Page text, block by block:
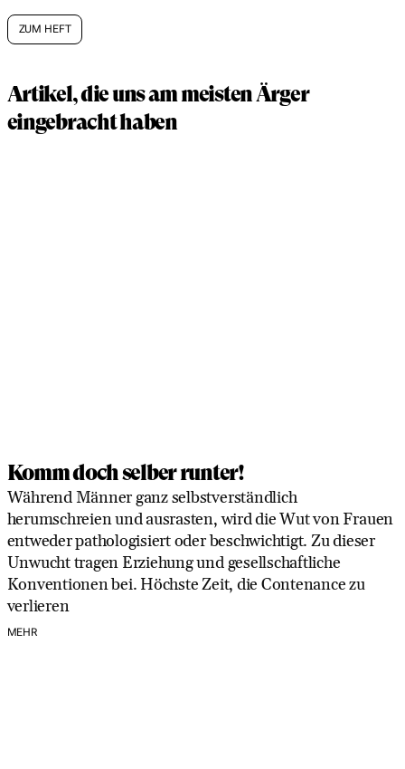
ZUM HEFT
Artikel, die uns am meisten Ärger
eingebracht haben
Komm doch selber runter!
Während Männer ganz selbstverständlich
herumschreien und ausrasten, wird die Wut von Frauen
entweder pathologisiert oder beschwichtigt. Zu dieser
Unwucht tragen Erziehung und gesellschaftliche
Konventionen bei. Höchste Zeit, die Contenance zu
verlieren
MEHR